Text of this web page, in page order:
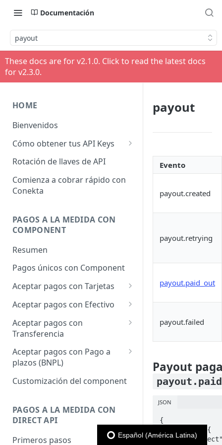
Documentación
payout
These docs are for v2.1.0. Click to read the latest docs
for v2.3.0.
HOME
Bienvenidos
Cómo obtener tus API Keys
API Keys Producción
API Keys Pruebas
API Keys otros Negocios
Rotación de llaves de API
Comienza a cobrar rápido con
Conekta
PAGOS A LA MEDIDA CON
COMPONENT
Resumen
Pagos únicos con Component
Aceptar pagos con Tarjetas
Cargo único
Cargo a Meses Sin Intereses
Cargo bajo demanda
Aceptar pagos con Efectivo
Cargo único
Aceptar pagos con
Transferencia
Cargo único
Aceptar pagos con Pago a
plazos (BNPL)
Cargo único
Customización del component
PAGOS A LA MEDIDA CON
DIRECT API
Primeros pasos
payout
Evento
payout.created
payout.retrying
payout.paid_out
payout.failed
Payout
JSON
{
        "object": {
Español (América Latina)